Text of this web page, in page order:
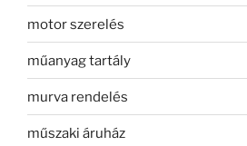
motor szerelés
műanyag tartály
murva rendelés
műszaki áruház